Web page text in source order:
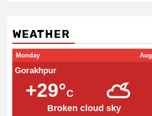
WEATHER
Monday Aug
Gorakhpur
+29°C
Broken cloud sky